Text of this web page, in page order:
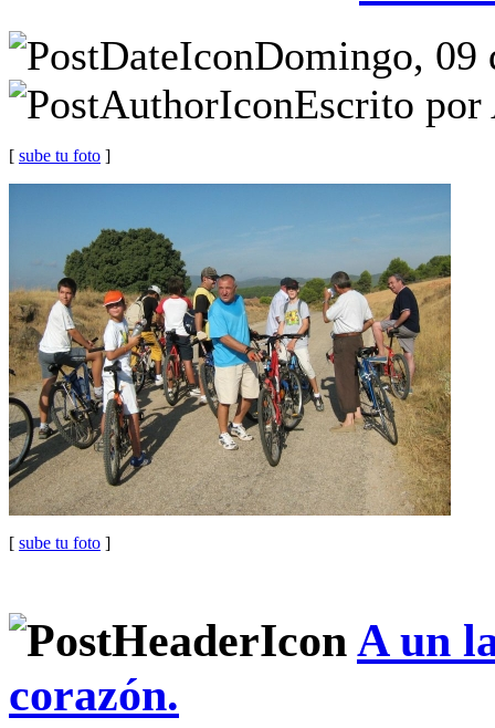
Domingo, 09
Escrito
[ sube tu foto ]
[ sube tu foto ]
A un
corazón.